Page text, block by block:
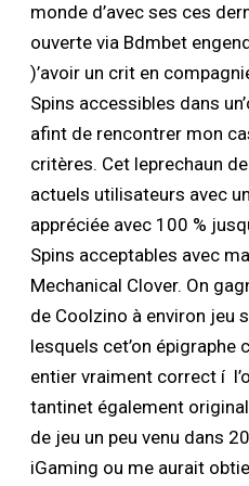
monde d’avec ses ces
ouverte via Bdmbet
)’avoir un crit en
Spins accessibles dans
afint de rencontrer mon
critères. Cet leprechaun
actuels utilisateurs avec
appréciée avec 100 %
Spins acceptables avec
Mechanical Clover. On
de Coolzino à environ jeu
lesquels cet’on épigraphe
entier vraiment correct í
tantinet également
de jeu un peu venu dans
iGaming ou me aurait